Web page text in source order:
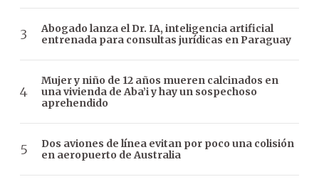
Abogado lanza el Dr. IA, inteligencia artificial
entrenada para consultas jurídicas en Paraguay
Mujer y niño de 12 años mueren calcinados en
una vivienda de Aba’i y hay un sospechoso
aprehendido
Dos aviones de línea evitan por poco una colisión
en aeropuerto de Australia